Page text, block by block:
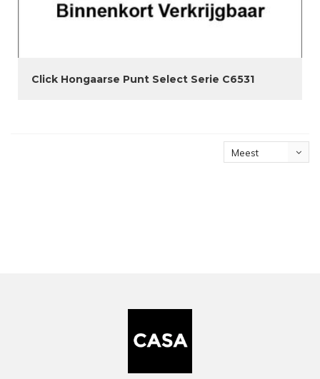
Click Hongaarse Punt Select Serie C6531
Meest